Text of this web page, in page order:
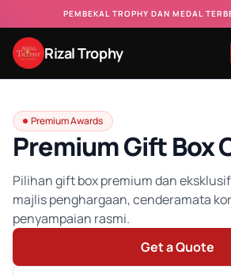
PEMBEKAL TROPHY DAN MEDAL
Rizal Trophy
Premium Awards
Premium Gift Box
Pilihan gift box premium dan
majlis penghargaan, cenderamata
penyampaian rasmi.
Get a Quote